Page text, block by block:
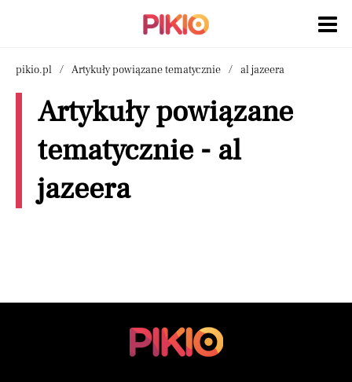
pikio.pl Artykuły powiązane tematycznie al jazeera
Artykuły powiązane
tematycznie - al
jazeera